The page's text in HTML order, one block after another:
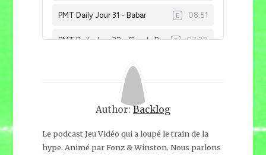
Author:Backlog
Le podcast Jeu Vidéo qui a loupé le train de la
hype. Animé par Fonz & Winston. Nous parlons